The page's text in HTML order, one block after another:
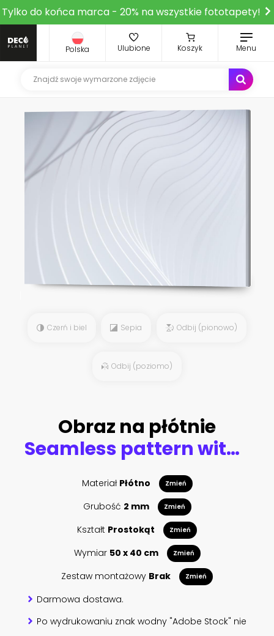
Tylko do końca marca - 20% na wszystkie fototapety!
Polska Ulubione Koszyk Menu
Czerń i biel Sepia Odbij (pionowo)
Odbij (poziomo)
Obraz na płótnie
Seamless pattern with hand drawn dahlia flowers.
Materiał Płótno Zmień
Grubość 2 mm Zmień
Kształt Prostokąt Zmień
Wymiar 50 x 40 cm Zmień
Zestaw montażowy Brak Zmień
Darmowa dostawa.
Po wydrukowaniu znak wodny "Adobe Stock" nie